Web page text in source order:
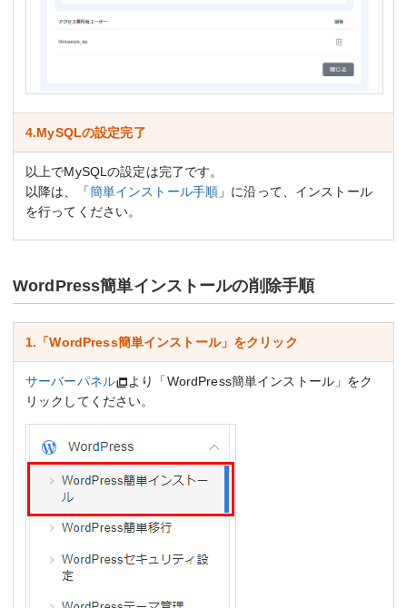
4.MySQLの設定完了
以上でMySQLの設定は完了です。
以降は、「簡単インストール手順 」に沿って、インストール
を行ってください。
WordPress簡単インストールの削除手順
1.「WordPress簡単インストール」をクリック
サーバーパネル
より「WordPress簡単インストール」をク
リックしてください。